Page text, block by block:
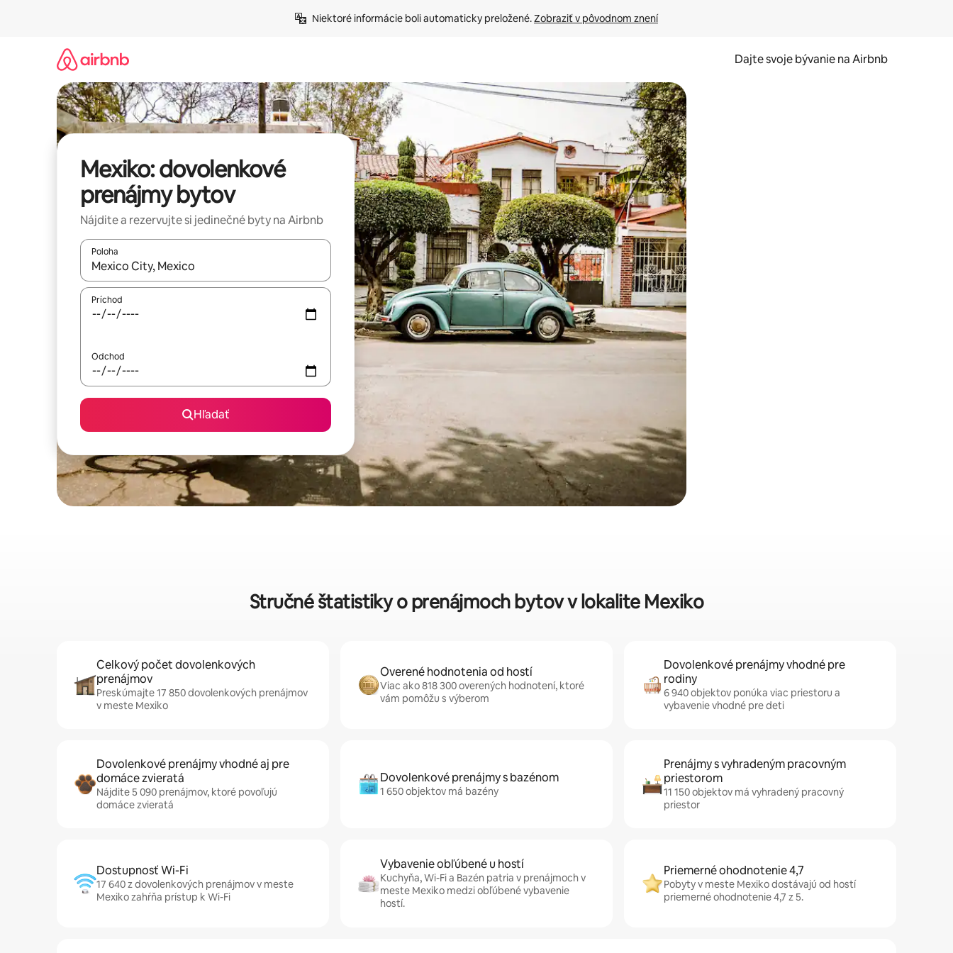
Niektoré informácie boli automaticky preložené. Zobraziť v pôvodnom znení
Dajte svoje bývanie na Airbnb
Mexiko: dovolenkové
prenájmy bytov
Nájdite a rezervujte si jedinečné byty na Airbnb
Poloha
Keď budú výsledky k dispozícii, môžete si ich prechádzať pomocou klávesov so šípkami nahor a nadol alebo ich preskúmať pomocou dotykových gest či potiahnutia prstom.
Príchod
Odchod
Hľadať
Stručné štatistiky o prenájmoch bytov v lokalite Mexiko
Celkový počet dovolenkových
prenájmov
Preskúmajte 17 850 dovolenkových prenájmov
v meste Mexiko
Overené hodnotenia od hostí
Viac ako 818 300 overených hodnotení, ktoré
vám pomôžu s výberom
Dovolenkové prenájmy vhodné pre
rodiny
6 940 objektov ponúka viac priestoru a
vybavenie vhodné pre deti
Dovolenkové prenájmy vhodné aj pre
domáce zvieratá
Nájdite 5 090 prenájmov, ktoré povoľujú
domáce zvieratá
Dovolenkové prenájmy s bazénom
1 650 objektov má bazény
Prenájmy s vyhradeným pracovným
priestorom
11 150 objektov má vyhradený pracovný
priestor
Dostupnosť Wi-Fi
17 640 z dovolenkových prenájmov v meste
Mexiko zahŕňa prístup k Wi-Fi
Vybavenie obľúbené u hostí
Kuchyňa, Wi-Fi a Bazén patria v prenájmoch v
meste Mexiko medzi obľúbené vybavenie
hostí.
Priemerné ohodnotenie 4,7
Pobyty v meste Mexiko dostávajú od hostí
priemerné ohodnotenie 4,7 z 5.